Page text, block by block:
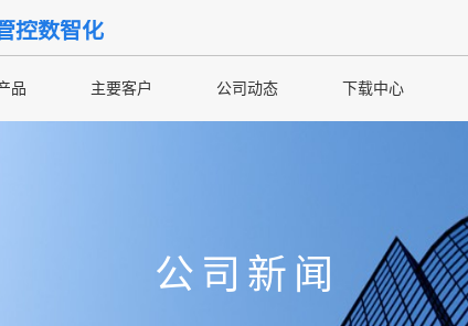
控数智化
品 主要客户 公司动态 下载中心
公司新闻